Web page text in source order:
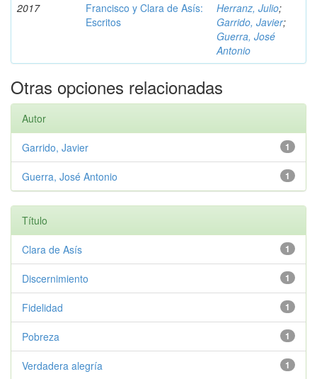
2017
Francisco y Clara de Asís:
Escritos
Herranz, Julio;
Garrido, Javier;
Guerra, José
Antonio
Otras opciones relacionadas
Autor
1
Garrido, Javier
1
Guerra, José Antonio
Título
1
Clara de Asís
1
Discernimiento
1
Fidelidad
1
Pobreza
1
Verdadera alegría